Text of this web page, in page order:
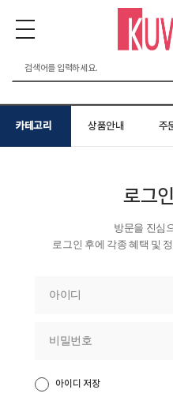
카테고리 상품안내 주
로그
방문을 진심
로그인 후에 각종 혜택 및
아이디 저장